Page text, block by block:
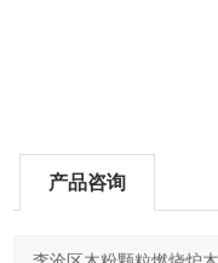
产品咨询